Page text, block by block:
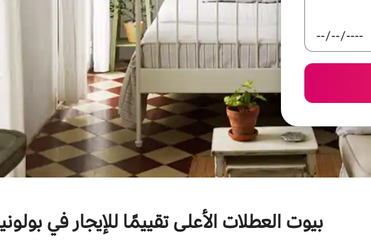
بيوت العطلات الأعلى تقييمًا للإيجار في